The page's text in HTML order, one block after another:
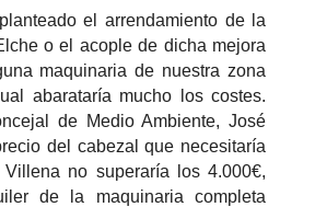
el arrendamiento de la
o el acople de dicha mejora
maquinaria de nuestra zona
abarataría mucho los costes.
de Medio Ambiente, José
del cabezal que necesitaría
no superaría los 4.000€,
de la maquinaria completa